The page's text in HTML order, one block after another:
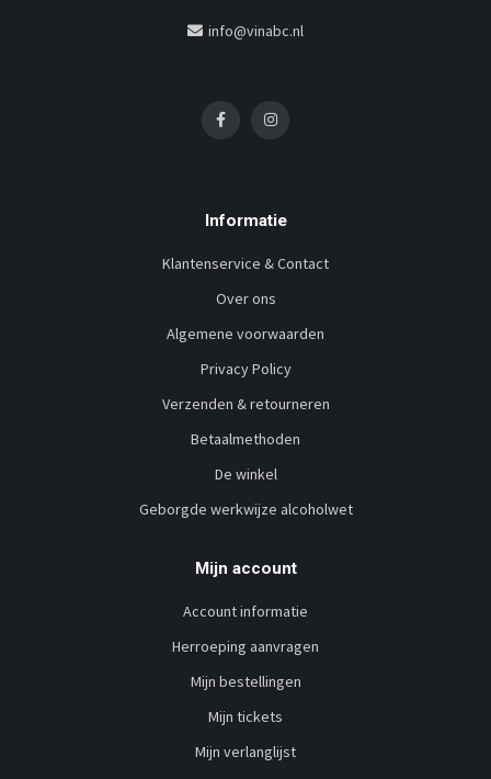
info@vinabc.nl
Informatie
Klantenservice & Contact
Over ons
Algemene voorwaarden
Privacy Policy
Verzenden & retourneren
Betaalmethoden
De winkel
Geborgde werkwijze alcoholwet
Mijn account
Account informatie
Herroeping aanvragen
Mijn bestellingen
Mijn tickets
Mijn verlanglijst